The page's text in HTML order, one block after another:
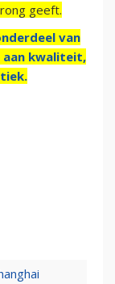
geeft.
van
aan kwaliteit,